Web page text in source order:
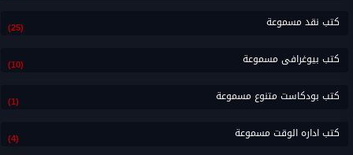
كتب نقد مسموعة (25)
كتب بيوغرافى مسموعة (10)
كتب بودكاست متنوع مسموعة (1)
كتب اداره الوقت مسموعة (4)